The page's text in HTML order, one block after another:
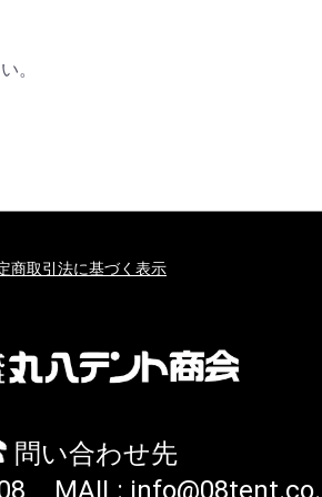
。
商取引法に基づく表示
問い合わせ先
MAIL: